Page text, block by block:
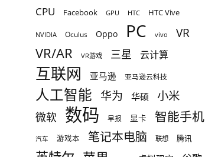
CPU Facebook GPU HTC HTC Vive
NVIDIA Oculus Oppo PC vivo VR
VR/AR VR游戏 三星 云计算
互联网 亚马逊 亚马逊云科技
人工智能 华为 华硕 小米
微软 数码 早报 显卡 智能手机
汽车 游戏本 笔记本电脑 联想 腾讯